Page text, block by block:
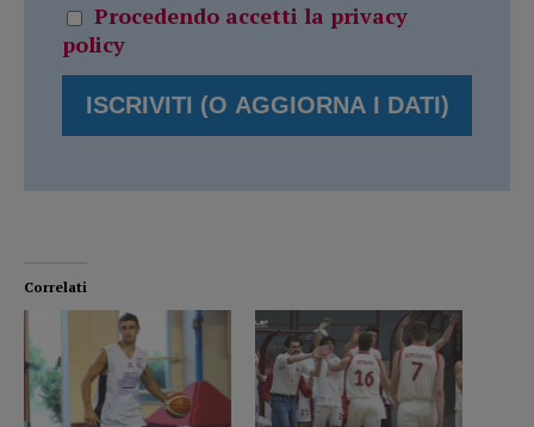
Procedendo accetti la privacy
policy
Correlati